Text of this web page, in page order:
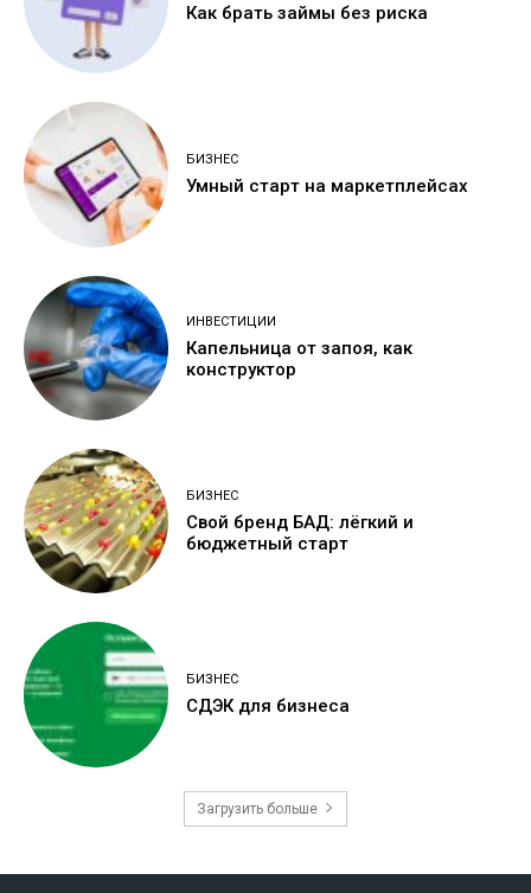
Как брать займы без риска
БИЗНЕС
Умный старт на маркетплейсах
ИНВЕСТИЦИИ
Капельница от запоя, как
конструктор
БИЗНЕС
Свой бренд БАД: лёгкий и
бюджетный старт
БИЗНЕС
СДЭК для бизнеса
Загрузить больше